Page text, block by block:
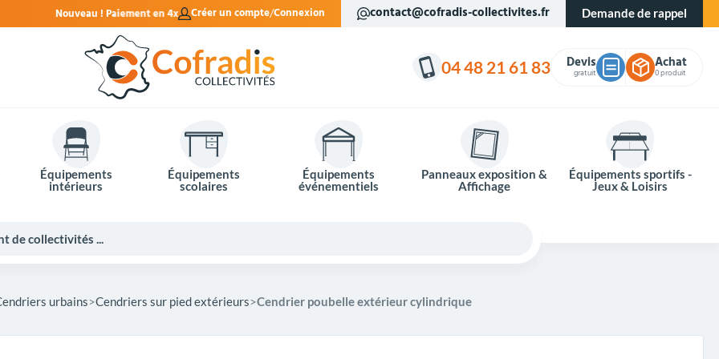
en 4x sans frais. Créer un compte Connexion contact@cofradis-collectivites.fr Demande de rappel
04 48 21 61 83 Devis
gratuit
Achat
0 produit
Équipements
intérieurs
Équipements
scolaires
Équipements
événementiels
Panneaux exposition &
Affichage
Équipements sportifs -
Jeux & Loisirs
urbains Cendriers sur pied extérieurs Cendrier poubelle extérieur cylindrique